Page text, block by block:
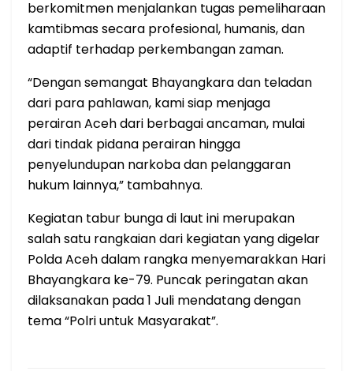
berkomitmen menjalankan tugas pemeliharaan
kamtibmas secara profesional, humanis, dan
adaptif terhadap perkembangan zaman.
“Dengan semangat Bhayangkara dan teladan
dari para pahlawan, kami siap menjaga
perairan Aceh dari berbagai ancaman, mulai
dari tindak pidana perairan hingga
penyelundupan narkoba dan pelanggaran
hukum lainnya,” tambahnya.
Kegiatan tabur bunga di laut ini merupakan
salah satu rangkaian dari kegiatan yang digelar
Polda Aceh dalam rangka menyemarakkan Hari
Bhayangkara ke-79. Puncak peringatan akan
dilaksanakan pada 1 Juli mendatang dengan
tema “Polri untuk Masyarakat”.